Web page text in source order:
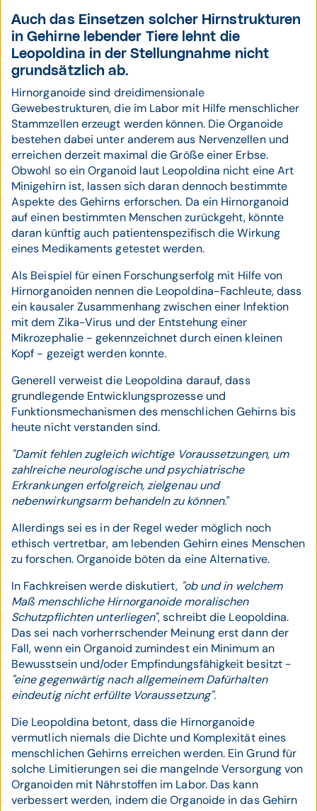
Auch das Einsetzen solcher Hirnstrukturen
in Gehirne lebender Tiere lehnt die
Leopoldina in der Stellungnahme nicht
grundsätzlich ab.
Hirnorganoide sind dreidimensionale
Gewebestrukturen, die im Labor mit Hilfe menschlicher
Stammzellen erzeugt werden können. Die Organoide
bestehen dabei unter anderem aus Nervenzellen und
erreichen derzeit maximal die Größe einer Erbse.
Obwohl so ein Organoid laut Leopoldina nicht eine Art
Minigehirn ist, lassen sich daran dennoch bestimmte
Aspekte des Gehirns erforschen. Da ein Hirnorganoid
auf einen bestimmten Menschen zurückgeht, könnte
daran künftig auch patientenspezifisch die Wirkung
eines Medikaments getestet werden.
Als Beispiel für einen Forschungserfolg mit Hilfe von
Hirnorganoiden nennen die Leopoldina-Fachleute, dass
ein kausaler Zusammenhang zwischen einer Infektion
mit dem Zika-Virus und der Entstehung einer
Mikrozephalie - gekennzeichnet durch einen kleinen
Kopf - gezeigt werden konnte.
Generell verweist die Leopoldina darauf, dass
grundlegende Entwicklungsprozesse und
Funktionsmechanismen des menschlichen Gehirns bis
heute nicht verstanden sind.
"Damit fehlen zugleich wichtige Voraussetzungen, um
zahlreiche neurologische und psychiatrische
Erkrankungen erfolgreich, zielgenau und
nebenwirkungsarm behandeln zu können."
Allerdings sei es in der Regel weder möglich noch
ethisch vertretbar, am lebenden Gehirn eines Menschen
zu forschen. Organoide böten da eine Alternative.
In Fachkreisen werde diskutiert, "ob und in welchem
Maß menschliche Hirnorganoide moralischen
Schutzpflichten unterliegen", schreibt die Leopoldina.
Das sei nach vorherrschender Meinung erst dann der
Fall, wenn ein Organoid zumindest ein Minimum an
Bewusstsein und/oder Empfindungsfähigkeit besitzt -
"eine gegenwärtig nach allgemeinem Dafürhalten
eindeutig nicht erfüllte Voraussetzung".
Die Leopoldina betont, dass die Hirnorganoide
vermutlich niemals die Dichte und Komplexität eines
menschlichen Gehirns erreichen werden. Ein Grund für
solche Limitierungen sei die mangelnde Versorgung von
Organoiden mit Nährstoffen im Labor. Das kann
verbessert werden, indem die Organoide in das Gehirn